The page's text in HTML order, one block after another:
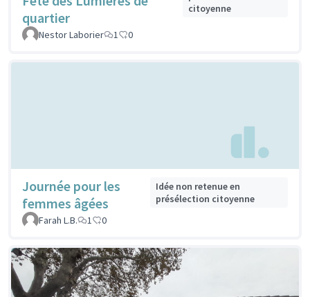
quartier
citoyenne
Nestor Laborier 1 0
Journée pour les
femmes âgées
Idée non retenue en
présélection citoyenne
Farah L.B.
1 0